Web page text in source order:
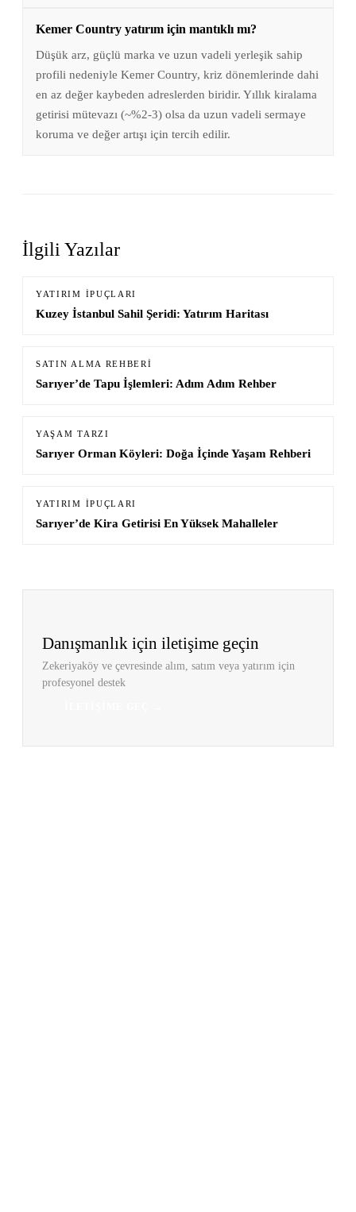
Kemer Country yatırım için mantıklı mı?
Düşük arz, güçlü marka ve uzun vadeli yerleşik sahip
profili nedeniyle Kemer Country, kriz dönemlerinde dahi
en az değer kaybeden adreslerden biridir. Yıllık kiralama
getirisi mütevazı (~%2-3) olsa da uzun vadeli sermaye
koruma ve değer artışı için tercih edilir.
İlgili Yazılar
YATIRIM İPUÇLARI
Kuzey İstanbul Sahil Şeridi: Yatırım Haritası
SATIN ALMA REHBERI
Sarıyer’de Tapu İşlemleri: Adım Adım Rehber
YAŞAM TARZI
Sarıyer Orman Köyleri: Doğa İçinde Yaşam Rehberi
YATIRIM İPUÇLARI
Sarıyer’de Kira Getirisi En Yüksek Mahalleler
Danışmanlık için iletişime geçin
Zekeriyaköy ve çevresinde alım, satım veya yatırım için
profesyonel destek